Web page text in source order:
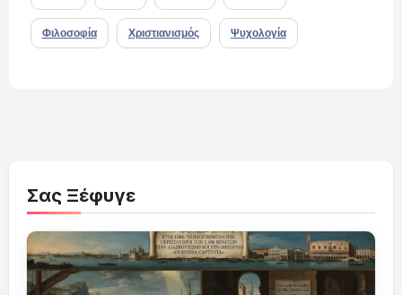
Φιλοσοφία Χριστιανισμός Ψυχολογία
Σας Ξέφυγε